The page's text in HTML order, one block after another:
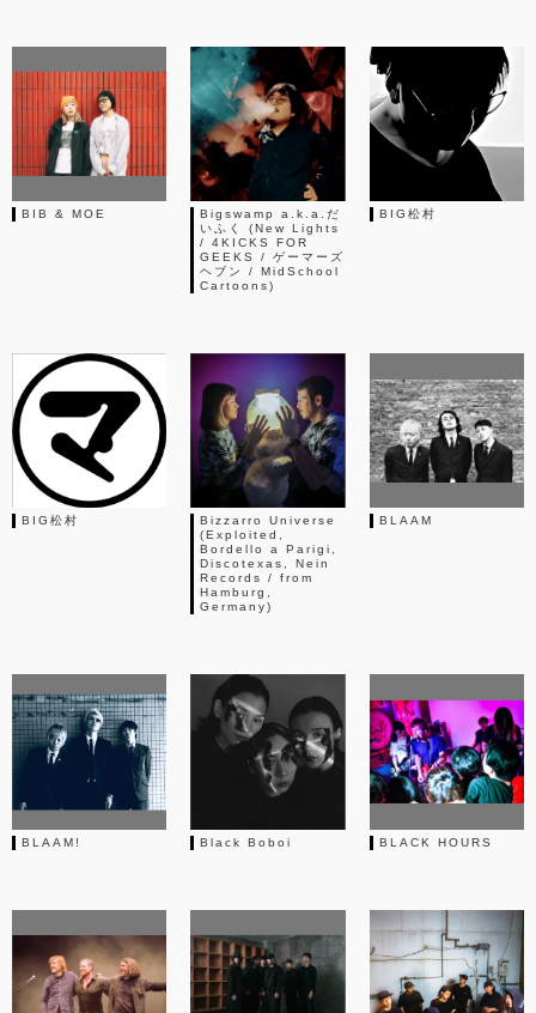
BIB & MOE
Bigswamp a.k.a.だ
いふく (New Lights
/ 4KICKS FOR
GEEKS / ゲーマーズ
ヘブン / MidSchool
Cartoons)
BIG松村
BIG松村
Bizzarro Universe
(Exploited,
Bordello a Parigi,
Discotexas, Nein
Records / from
Hamburg,
Germany)
BLAAM
BLAAM! Black Boboi BLACK HOURS